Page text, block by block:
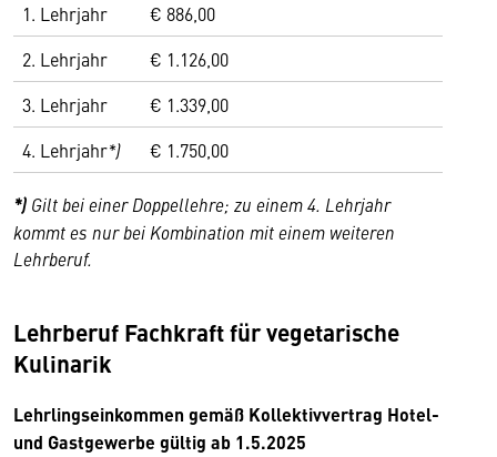
1. Lehrjahr
€ 886,00
2. Lehrjahr
€ 1.126,00
3. Lehrjahr
€ 1.339,00
4. Lehrjahr*) € 1.750,00
*) Gilt bei einer Doppellehre; zu einem 4. Lehrjahr
kommt es nur bei Kombination mit einem weiteren
Lehrberuf.
Lehrberuf Fachkraft für vegetarische
Kulinarik
Lehrlingseinkommen gemäß Kollektivvertrag Hotel-
und Gastgewerbe gültig ab 1.5.2025